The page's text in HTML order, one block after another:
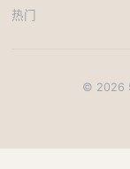
热门
© 2026